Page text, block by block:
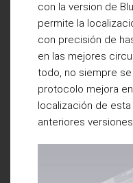
con la version de
permite la
con precisión de
en las mejores
todo, no siempre
protocolo mejora
localización de
anteriores